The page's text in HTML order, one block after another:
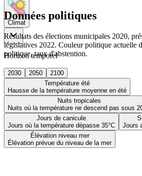
Climat
Horizon temporel
2030 2050
2100
Température été
Hausse de la température moyenne en été
Nuits tropicales
Nuits où la température ne descend pas sous
Jours de canicule
Jours où la température dépasse 35°C
Jours
Élévation niveau mer
Élévation prévue du niveau de la mer
Données politiques
Résultats des élections municipales 2020,
législatives 2022. Couleur politique actuelle
politique, taux d'abstention.